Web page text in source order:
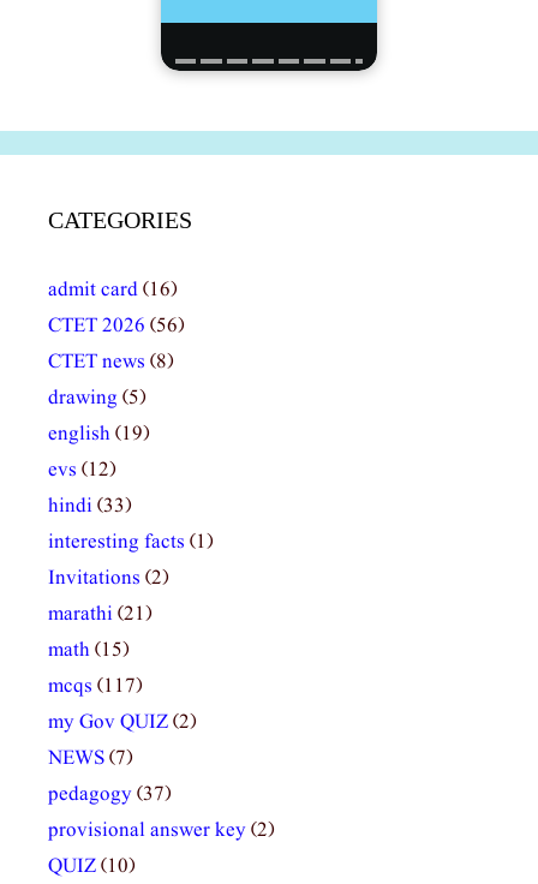
CATEGORIES
admit card(16)
CTET 2026 (56)
CTET news (8)
drawing (5)
english(19)
evs (12)
hindi(33)
interesting facts (1)
Invitations (2)
marathi(21)
math(15)
mcqs (117)
my Gov QUIZ(2)
NEWS(7)
pedagogy(37)
provisional answer key(2)
QUIZ(10)